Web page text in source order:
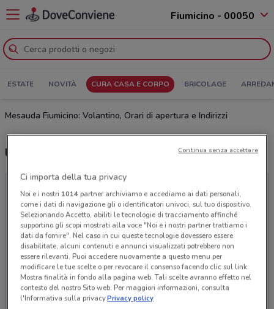
Fiumicino - 00050
ESTATE NOVITÀ CURA CASA E CORPO BRICOLAGE
Mesauda Fiumicino: Volantino, Orari di apertura e Indirizzi
Ultime offerte del volantino Mesauda
Ci importa della tua privacy
Noi e i nostri 1014partner archiviamo e accediamo ai dati personali,
come i dati di navigazione gli o identificatori univoci, sul tuo dispositivo.
Selezionando Accetto, abiliti le tecnologie di tracciamento affinché
supportino gli scopi mostrati alla voce "Noi e i nostri partner trattiamo i
dati da fornire". Nel caso in cui queste tecnologie dovessero essere
disabilitate, alcuni contenuti e annunci visualizzati potrebbero non
essere rilevanti. Puoi accedere nuovamente a questo menu per
modificare le tue scelte o per revocare il consenso facendo clic sul link
Mostra finalità in fondo alla pagina web. Tali scelte avranno effetto nel
contesto del nostro Sito web. Per maggiori informazioni, consulta
l'Informativa sulla privacy.Privacy policy
Continua senza accettare